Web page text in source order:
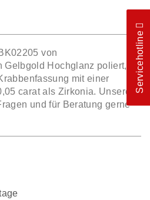
von
Gelbgold Hochglanz poliert,
mit einer
carat als Zirkonia. Unsere
und für Beratung gerne
Servicehotline